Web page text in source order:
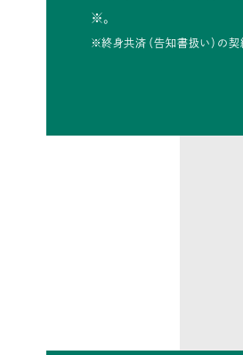
※。
※終身共済（告知書扱い）の